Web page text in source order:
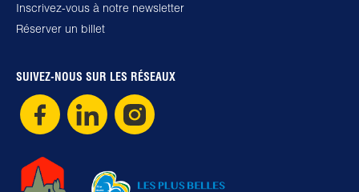
Inscrivez-vous à notre newsletter
Réserver un billet
SUIVEZ-NOUS SUR LES RÉSEAUX